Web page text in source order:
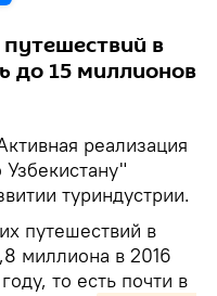
в
до 15 миллионов
реализация
туриндуст­рии.
путешествий в
миллиона в 2016
то есть почти в